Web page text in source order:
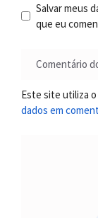
Salvar meus
que eu
Este site utiliza
dados em